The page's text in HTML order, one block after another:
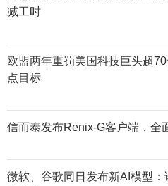
减工时
欧盟两年重罚美国科技巨头超
点目标
信而泰发布Renix-G客户端，全
微软、谷歌同日发布新AI模型